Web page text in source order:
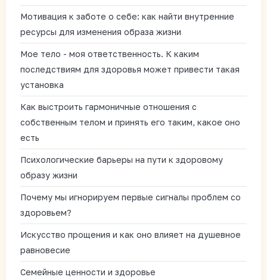
Мотивация к заботе о себе: как найти внутренние
ресурсы для изменения образа жизни
Мое тело - моя ответственность. К каким
последствиям для здоровья может привести такая
установка
Как выстроить гармоничные отношения с
собственным телом и принять его таким, какое оно
есть
Психологические барьеры на пути к здоровому
образу жизни
Почему мы игнорируем первые сигналы проблем со
здоровьем?
Искусство прощения и как оно влияет на душевное
равновесие
Семейные ценности и здоровье